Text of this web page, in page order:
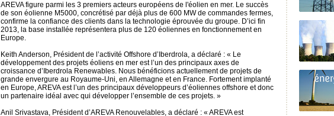
AREVA figure parmi les 3 premiers acteurs européens de l'éolien en mer. Le succès
de son éolienne M5000, concrétisé par déjà plus de 600 MW de commandes fermes,
confirme la confiance des clients dans la technologie éprouvée du groupe. D’ici fin
2013, la base installée représentera plus de 120 éoliennes en fonctionnement en
Europe.
Keith Anderson, Président de l’activité Offshore d’Iberdrola, a déclaré : « Le
développement des projets éoliens en mer est l’un des principaux axes de
croissance d’Iberdrola Renewables. Nous bénéficions actuellement de projets de
grande envergure au Royaume-Uni, en Allemagne et en France. Fortement implanté
en Europe, AREVA est l’un des principaux développeurs d’éoliennes offshore et donc
un partenaire idéal avec qui développer l’ensemble de ces projets. »
Anil Srivastava, Président d’AREVA Renouvelables, a déclaré : « AREVA est